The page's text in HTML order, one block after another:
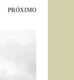
PRÓXIMO